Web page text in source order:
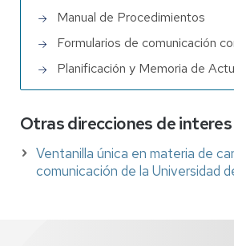
Manual de Procedimientos
Formularios de comunicación
Planificación y Memoria de
Otras direcciones de interes
Ventanilla única en materia de
comunicación de la Universidad